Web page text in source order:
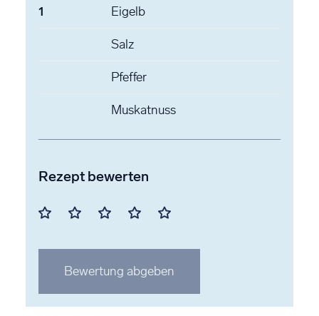
1 Eigelb
Salz
Pfeffer
Muskatnuss
Rezept bewerten
Mit
Stern
bewerten
Mit
Stern
bewerten
Mit
Stern
bewerten
Mit
Stern
bewerten
Mit
Stern
bewerten
Bewertung abgeben